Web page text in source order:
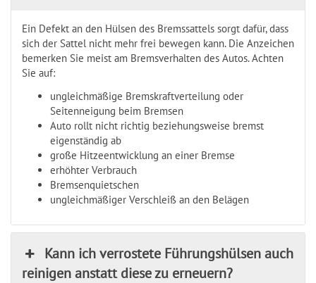
Ein Defekt an den Hülsen des Bremssattels sorgt dafür, dass
sich der Sattel nicht mehr frei bewegen kann. Die Anzeichen
bemerken Sie meist am Bremsverhalten des Autos. Achten
Sie auf:
ungleichmäßige Bremskraftverteilung oder
Seitenneigung beim Bremsen
Auto rollt nicht richtig beziehungsweise bremst
eigenständig ab
große Hitzeentwicklung an einer Bremse
erhöhter Verbrauch
Bremsenquietschen
ungleichmäßiger Verschleiß an den Belägen
Kann ich verrostete Führungshülsen auch
reinigen anstatt diese zu erneuern?